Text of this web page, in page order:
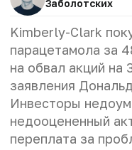
Заболотских
Kimberly-Clark
парацетамола за
на обвал акций на
заявления
Инвесторы
недооцененный
переплата за